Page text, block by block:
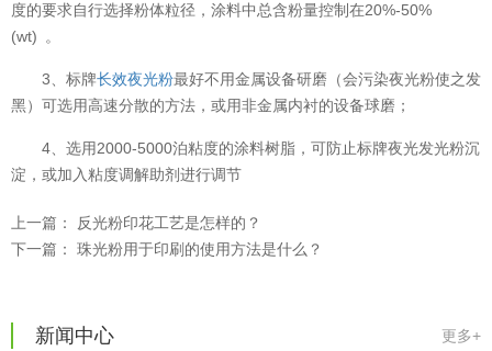
度的要求自行选择粉体粒径，涂料中总含粉量控制在20%-50%
(wt) 。
3、标牌长效夜光粉最好不用金属设备研磨（会污染夜光粉使之发
黑）可选用高速分散的方法，或用非金属内衬的设备球磨；
4、选用2000-5000泊粘度的涂料树脂，可防止标牌夜光发光粉沉
淀，或加入粘度调解助剂进行调节
上一篇：
反光粉印花工艺是怎样的？
下一篇： 珠光粉用于印刷的使用方法是什么？
新闻中心 更多+
温变粉可以做防伪标签、温变防伪吗... 2026-08-05